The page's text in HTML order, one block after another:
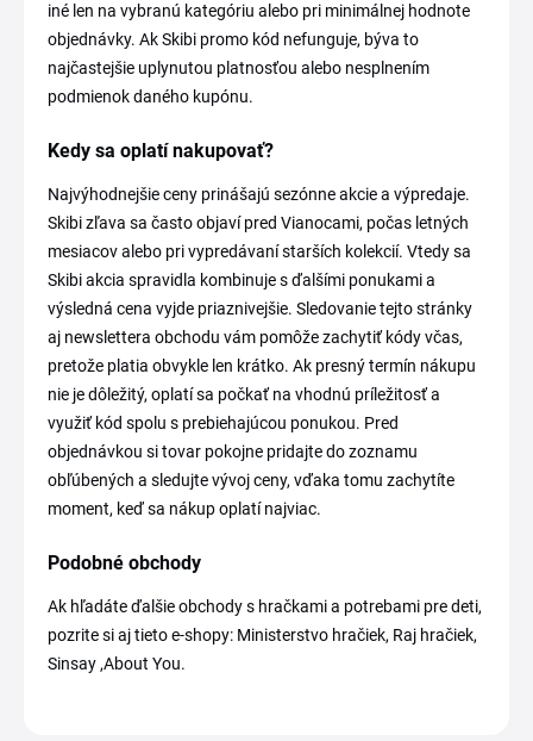
iné len na vybranú kategóriu alebo pri minimálnej hodnote
objednávky. Ak Skibi promo kód nefunguje, býva to
najčastejšie uplynutou platnosťou alebo nesplnením
podmienok daného kupónu.
Kedy sa oplatí nakupovať?
Najvýhodnejšie ceny prinášajú sezónne akcie a výpredaje.
Skibi zľava sa často objaví pred Vianocami, počas letných
mesiacov alebo pri vypredávaní starších kolekcií. Vtedy sa
Skibi akcia spravidla kombinuje s ďalšími ponukami a
výsledná cena vyjde priaznivejšie. Sledovanie tejto stránky
aj newslettera obchodu vám pomôže zachytiť kódy včas,
pretože platia obvykle len krátko. Ak presný termín nákupu
nie je dôležitý, oplatí sa počkať na vhodnú príležitosť a
využiť kód spolu s prebiehajúcou ponukou. Pred
objednávkou si tovar pokojne pridajte do zoznamu
obľúbených a sledujte vývoj ceny, vďaka tomu zachytíte
moment, keď sa nákup oplatí najviac.
Podobné obchody
Ak hľadáte ďalšie obchody s hračkami a potrebami pre deti,
pozrite si aj tieto e-shopy: Ministerstvo hračiek, Raj hračiek,
Sinsay ,About You.